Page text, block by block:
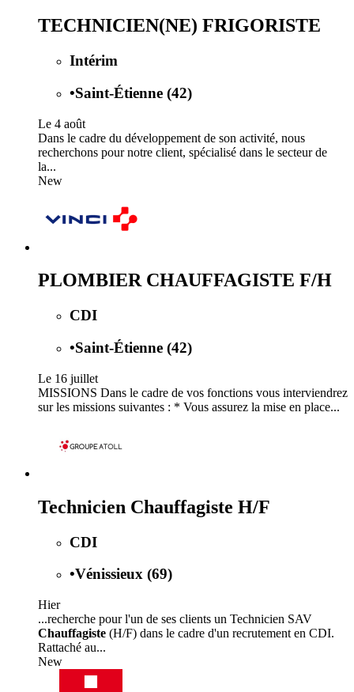
TECHNICIEN(NE) FRIGORISTE
Intérim
•Saint-Étienne (42)
Le 4 août
Dans le cadre du développement de son activité, nous
recherchons pour notre client, spécialisé dans le secteur de
la...
New
PLOMBIER CHAUFFAGISTE F/H
CDI
•Saint-Étienne (42)
Le 16 juillet
MISSIONS Dans le cadre de vos fonctions vous interviendrez
sur les missions suivantes : * Vous assurez la mise en place...
Technicien Chauffagiste H/F
CDI
•Vénissieux (69)
Hier
...recherche pour l'un de ses clients un Technicien SAV
Chauffagiste (H/F) dans le cadre d'un recrutement en CDI.
Rattaché au...
New